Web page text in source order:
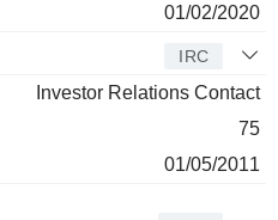
01/02/2020
IRC
Investor Relations Contact
75
01/05/2011